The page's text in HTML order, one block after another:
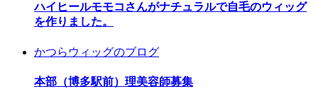
ハイヒールモモコさんがナチュラルで自毛のウィッグ
を作りました。
かつらウィッグのブログ
本部（博多駅前）理美容師募集